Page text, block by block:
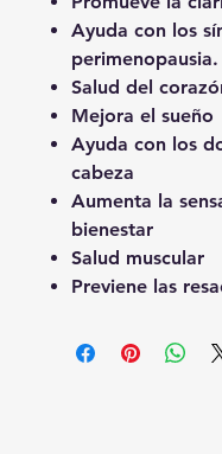
Ayuda con los
perimenopausia.
Salud del
Mejora el sueño
Ayuda con los
cabeza
Aumenta la
bienestar
Salud muscular
Previene las